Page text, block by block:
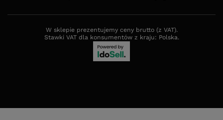
W sklepie prezentujemy ceny brutto (z VAT).
Stawki VAT dla konsumentów z kraju: Polska.